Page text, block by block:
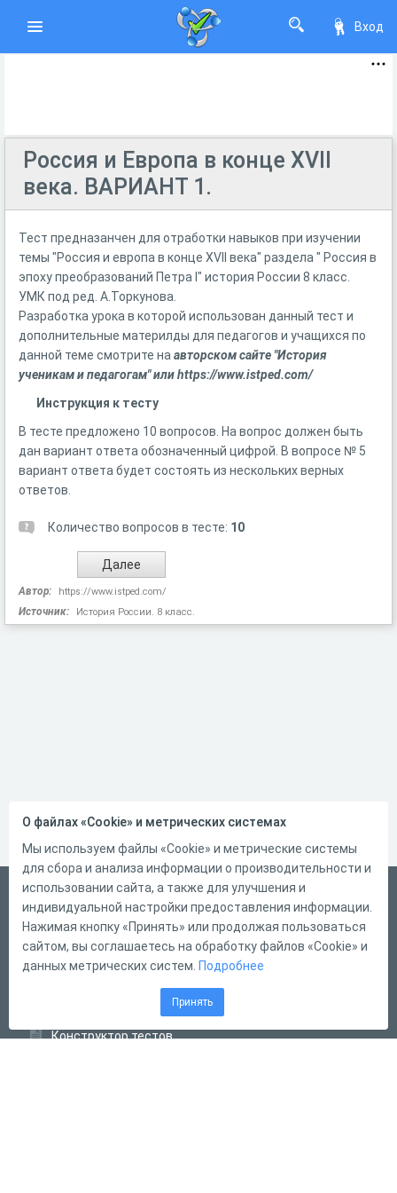
Вход
Россия и Европа в конце XVII
века. ВАРИАНТ 1.
Тест предназанчен для отработки навыков при изучении
темы "Россия и европа в конце XVII века" раздела " Россия в
эпоху преобразований Петра I" история России 8 класс.
УМК под ред. А.Торкунова.
Разработка урока в которой использован данный тест и
дополнительные материлды для педагогов и учащихся по
данной теме смотрите на авторском сайте "История
ученикам и педагогам" или https://www.istped.com/
Инструкция к тесту
В тесте предложено 10 вопросов. На вопрос должен быть
дан вариант ответа обозначенный цифрой. В вопросе № 5
вариант ответа будет состоять из нескольких верных
ответов.
Количество вопросов в тесте: 10
Автор: https://www.istped.com/
Источник: История России. 8 класс.
Русский
Справка
Форма обратной связи
Конструктор тестов
О файлах «Cookie» и метрических системах
Мы используем файлы «Cookie» и метрические системы
для сбора и анализа информации о производительности и
использовании сайта, а также для улучшения и
индивидуальной настройки предоставления информации.
Нажимая кнопку «Принять» или продолжая пользоваться
сайтом, вы соглашаетесь на обработку файлов «Cookie» и
данных метрических систем. Подробнее
Принять